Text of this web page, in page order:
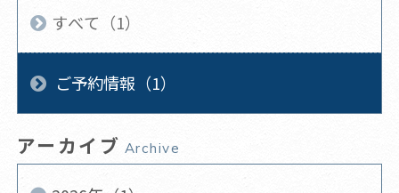
すべて（1）
ご予約情報（1）
アーカイブ Archive